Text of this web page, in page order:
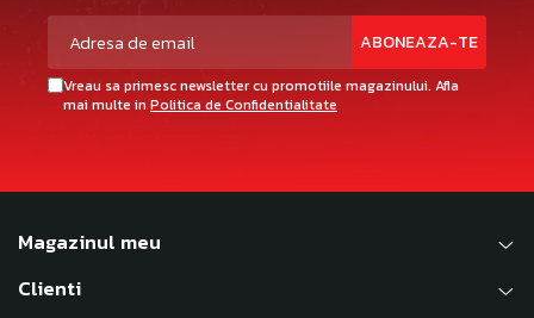
Vreau sa primesc newsletter cu promotiile magazinului. Afla
mai multe in Politica de Confidentialitate
Magazinul meu
Clienti